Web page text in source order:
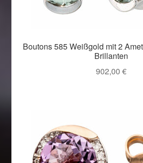
Boutons 585 Weißgold mit 2
Brillanten
902,00 €